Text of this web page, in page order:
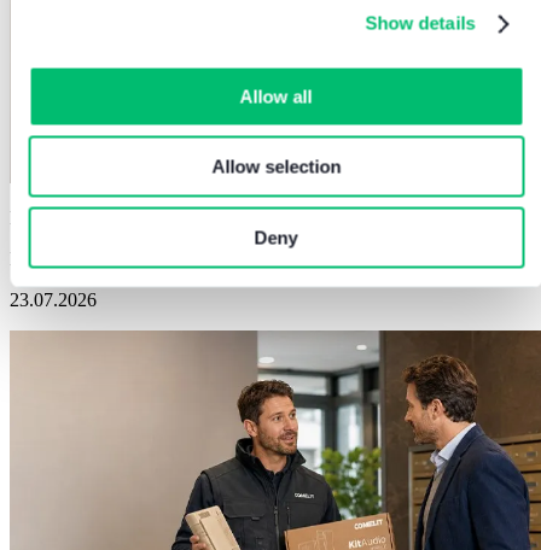
Show details
Allow all
Allow selection
Deny
Domotica
Domotica e risparmio energetico: cosa dire…
23.07.2026